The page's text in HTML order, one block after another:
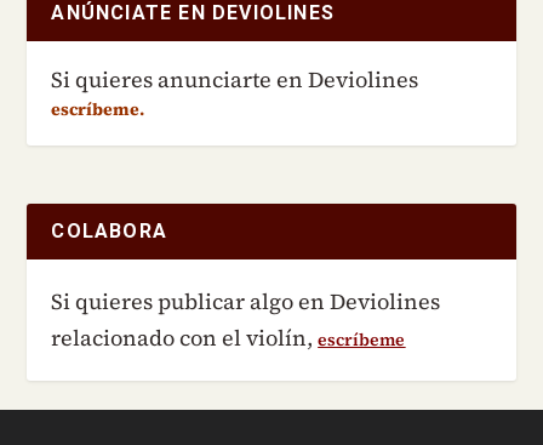
ANÚNCIATE EN DEVIOLINES
Si quieres anunciarte en Deviolines
escríbeme.
COLABORA
Si quieres publicar algo en Deviolines
relacionado con el violín,escríbeme